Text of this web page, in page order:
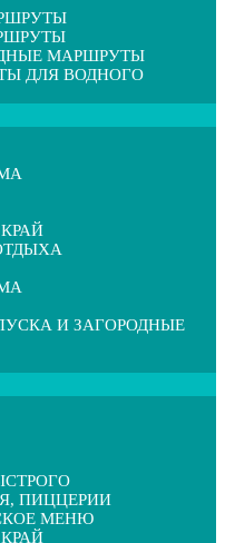
МАРШРУТЫ
ДЛЯ ВОДНОГО
И ЗАГОРОДНЫЕ
ПИЦЦЕРИИ
МЕНЮ